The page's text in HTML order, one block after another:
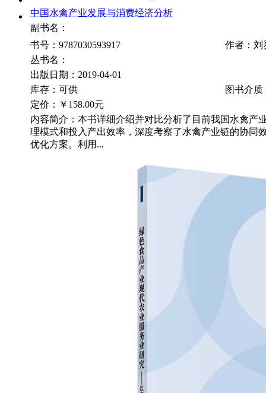
中国水禽产业发展与消费经济分析
副书名：
书号：9787030593917
作者：刘
丛书名：
出版日期：2019-04-01
库存：可供
图书介质
定价：
￥158.00元
内容简介：本书详细介绍并对比分析了目前我国水禽产
理模式和投入产出效率，深度考察了水禽产业链的协同
优化方案。利用...